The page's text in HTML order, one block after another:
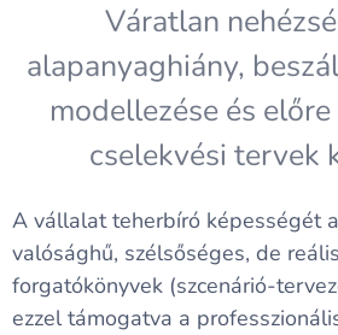
Váratlan
alapanyaghiány,
modellezése és
cselekvési tervek
A vállalat teherbíró képességét
valósághű, szélsőséges, de
forgatókönyvek (szcenárió-
ezzel támogatva a